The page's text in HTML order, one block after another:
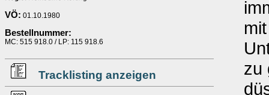
VÖ: 01.10.1980
Bestellnummer:
MC: 515 918.0 / LP: 115 918.6
Tracklisting anzeigen
zu